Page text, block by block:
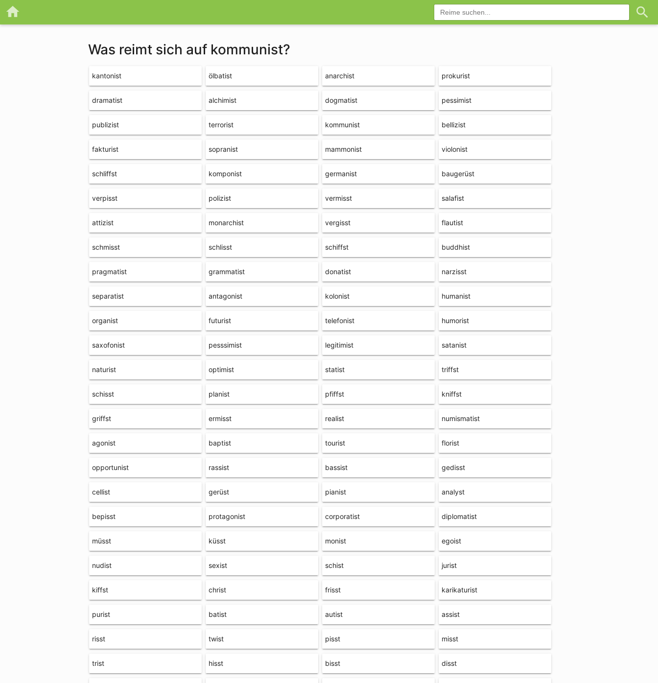
Was reimt sich auf kommunist?
kantonist ölbatist anarchist prokurist
dramatist alchimist dogmatist pessimist
publizist terrorist kommunist bellizist
fakturist sopranist mammonist violonist
schliffst komponist germanist baugerüst
verpisst polizist vermisst salafist
attizist monarchist vergisst flautist
schmisst schlisst schiffst buddhist
pragmatist grammatist donatist narzisst
separatist antagonist kolonist humanist
organist futurist telefonist humorist
saxofonist pesssimist legitimist satanist
naturist optimist statist triffst
schisst planist pfiffst kniffst
griffst ermisst realist numismatist
agonist baptist tourist florist
opportunist rassist bassist gedisst
cellist gerüst pianist analyst
bepisst protagonist corporatist diplomatist
müsst küsst monist egoist
nudist sexist schist jurist
kiffst christ frisst karikaturist
purist batist autist assist
risst twist pisst misst
trist hisst bisst disst